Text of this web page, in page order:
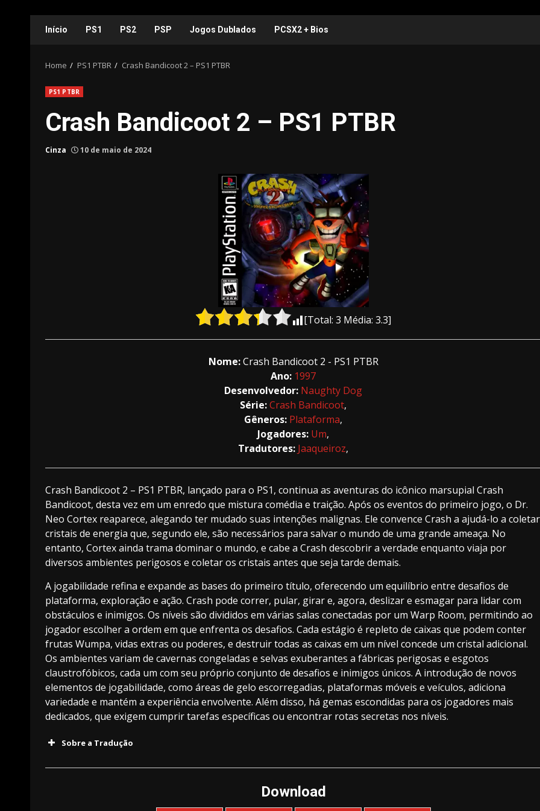
Início PS1 PS2 PSP Jogos Dublados PCSX2 + Bios
Home PS1 PTBR Crash Bandicoot 2 – PS1 PTBR
PS1 PTBR
Crash Bandicoot 2 – PS1 PTBR
Cinza 10 de maio de 2024
[Total:3 Média:3.3]
Nome:Crash Bandicoot 2 - PS1 PTBR
Ano: 1997
Desenvolvedor: Naughty Dog
Série:Crash Bandicoot,
Gêneros: Plataforma,
Jogadores: Um,
Tradutores: Jaaqueiroz,
Crash Bandicoot 2 – PS1 PTBR, lançado para o PS1, continua as aventuras do icônico marsupial Crash
Bandicoot, desta vez em um enredo que mistura comédia e traição. Após os eventos do primeiro jogo, o Dr.
Neo Cortex reaparece, alegando ter mudado suas intenções malignas. Ele convence Crash a ajudá-lo a coletar
cristais de energia que, segundo ele, são necessários para salvar o mundo de uma grande ameaça. No
entanto, Cortex ainda trama dominar o mundo, e cabe a Crash descobrir a verdade enquanto viaja por
diversos ambientes perigosos e coletar os cristais antes que seja tarde demais.
A jogabilidade refina e expande as bases do primeiro título, oferecendo um equilíbrio entre desafios de
plataforma, exploração e ação. Crash pode correr, pular, girar e, agora, deslizar e esmagar para lidar com
obstáculos e inimigos. Os níveis são divididos em várias salas conectadas por um Warp Room, permitindo ao
jogador escolher a ordem em que enfrenta os desafios. Cada estágio é repleto de caixas que podem conter
frutas Wumpa, vidas extras ou poderes, e destruir todas as caixas em um nível concede um cristal adicional.
Os ambientes variam de cavernas congeladas e selvas exuberantes a fábricas perigosas e esgotos
claustrofóbicos, cada um com seu próprio conjunto de desafios e inimigos únicos. A introdução de novos
elementos de jogabilidade, como áreas de gelo escorregadias, plataformas móveis e veículos, adiciona
variedade e mantém a experiência envolvente. Além disso, há gemas escondidas para os jogadores mais
dedicados, que exigem cumprir tarefas específicas ou encontrar rotas secretas nos níveis.
Sobre a Tradução
Download